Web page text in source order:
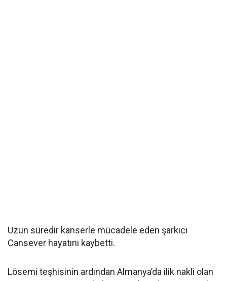
Uzun süredir kanserle mücadele eden şarkıcı
Cansever hayatını kaybetti.
Lösemi teşhisinin ardından Almanya’da ilik nakli olan